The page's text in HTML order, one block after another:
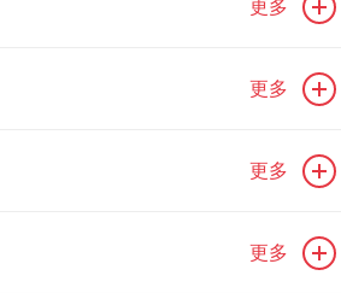
更多
更多
更多
更多